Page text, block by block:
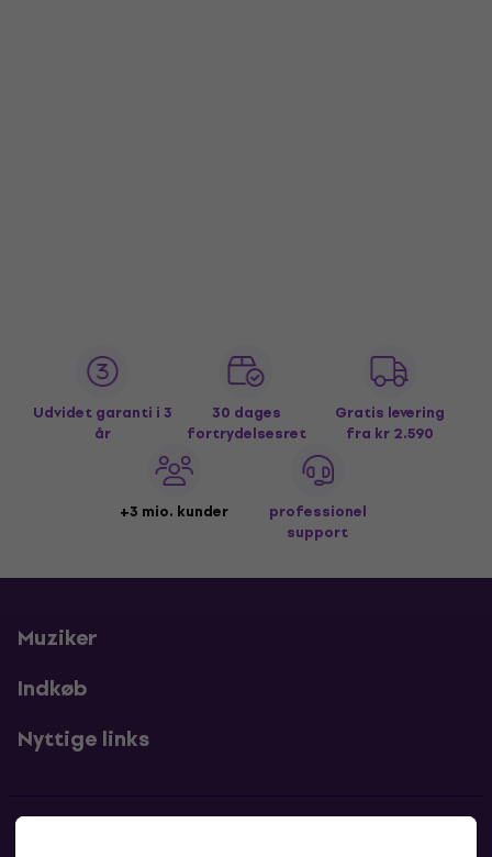
Udvidet garanti i 3
år
30 dages
fortrydelsesret
Gratis levering
fra kr 2.590
+3 mio. kunder
professionel
support
Muziker
Indkøb
Nyttige links